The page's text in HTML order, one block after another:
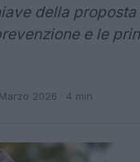
della
e le
2026 · 4 min